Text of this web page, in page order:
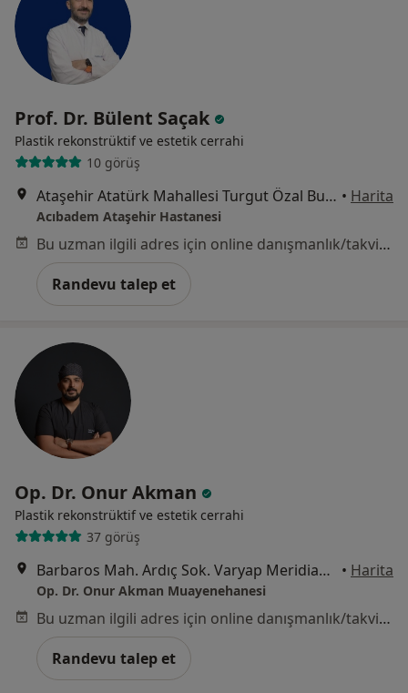
Prof. Dr. Bülent Saçak
Plastik rekonstrüktif ve estetik cerrahi
10 görüş
Ataşehir Atatürk Mahallesi Turgut Özal Bulvarı No:11/A, Ataşehir • Harita
Acıbadem Ataşehir Hastanesi
Bu uzman ilgili adres için online danışmanlık/takvim sunmuyor.
Randevu talep et
Op. Dr. Onur Akman
Plastik rekonstrüktif ve estetik cerrahi
37 görüş
Barbaros Mah. Ardıç Sok. Varyap Meridian G2 Blok No:4 İç Kapı No:4, İstanbul • Harita
Op. Dr. Onur Akman Muayenehanesi
Bu uzman ilgili adres için online danışmanlık/takvim sunmuyor.
Randevu talep et